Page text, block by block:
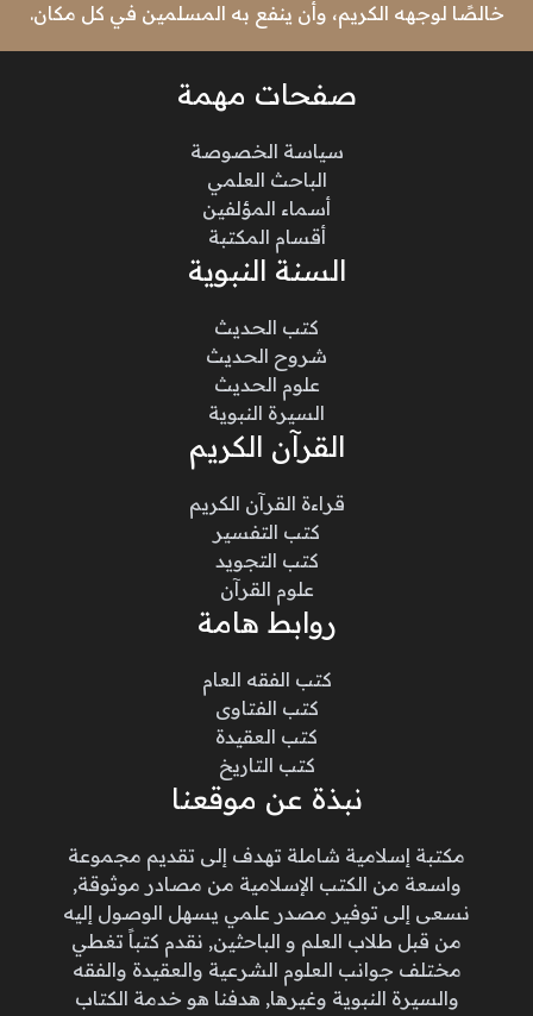
خالصًا لوجهه الكريم، وأن ينفع به المسلمين في كل مكان.
صفحات مهمة
سياسة الخصوصة
الباحث العلمي
أسماء المؤلفين
أقسام المكتبة
السنة النبوية
كتب الحديث
شروح الحديث
علوم الحديث
السيرة النبوية
القرآن الكريم
قراءة القرآن الكريم
كتب التفسير
كتب التجويد
علوم القرآن
روابط هامة
كتب الفقه العام
كتب الفتاوى
كتب العقيدة
كتب التاريخ
نبذة عن موقعنا
مكتبة إسلامية شاملة تهدف إلى تقديم مجموعة
واسعة من الكتب الإسلامية من مصادر موثوقة,
نسعى إلى توفير مصدر علمي يسهل الوصول إليه
من قبل طلاب العلم و الباحثين, نقدم كتباً تغطي
مختلف جوانب العلوم الشرعية والعقيدة والفقه
والسيرة النبوية وغيرها, هدفنا هو خدمة الكتاب